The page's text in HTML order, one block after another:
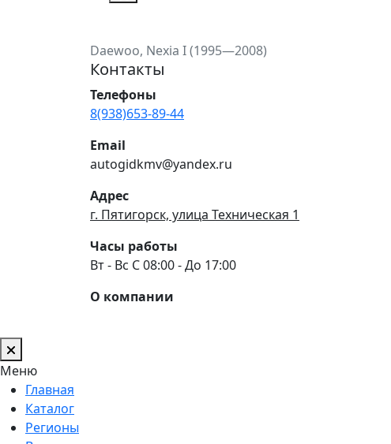
Daewoo, Nexia I (1995—2008)
Контакты
Телефоны
8(938)653-89-44
Email
autogidkmv@yandex.ru
Адрес
г. Пятигорск, улица Техническая 1
Часы работы
Вт - Вс С 08:00 - До 17:00
О компании
Меню
Главная
Каталог
Регионы